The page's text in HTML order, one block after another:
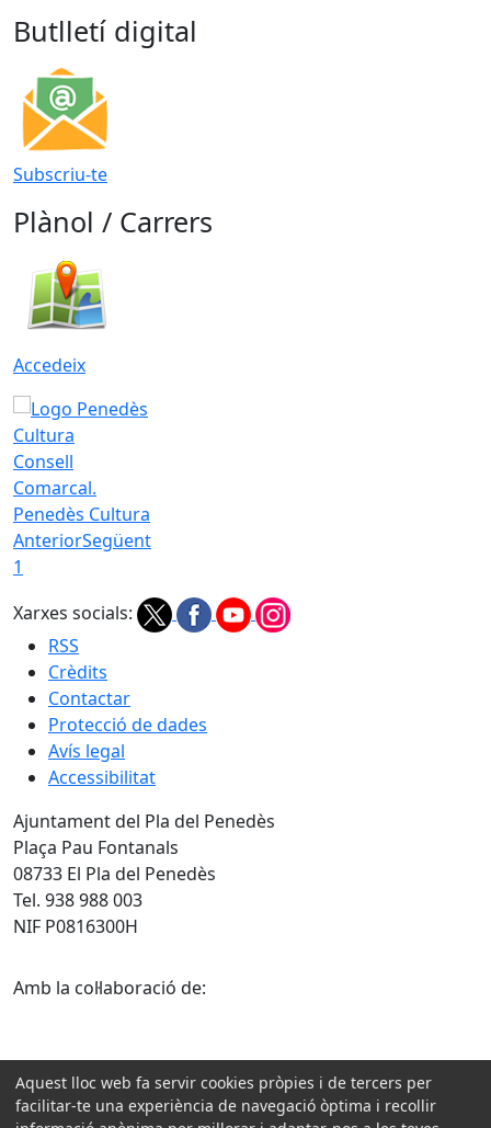
Butlletí digital
Subscriu-te
Plànol / Carrers
Accedeix
Consell
Comarcal.
Penedès Cultura
AnteriorSegüent
1
Xarxes socials:
RSS
Crèdits
Contactar
Protecció de dades
Avís legal
Accessibilitat
Ajuntament del Pla del Penedès
Plaça Pau Fontanals
08733 El Pla del Penedès
Tel. 938 988 003
NIF P0816300H
Amb la col·laboració de:
Aquest lloc web fa servir cookies pròpies i de tercers per
facilitar-te una experiència de navegació òptima i recollir